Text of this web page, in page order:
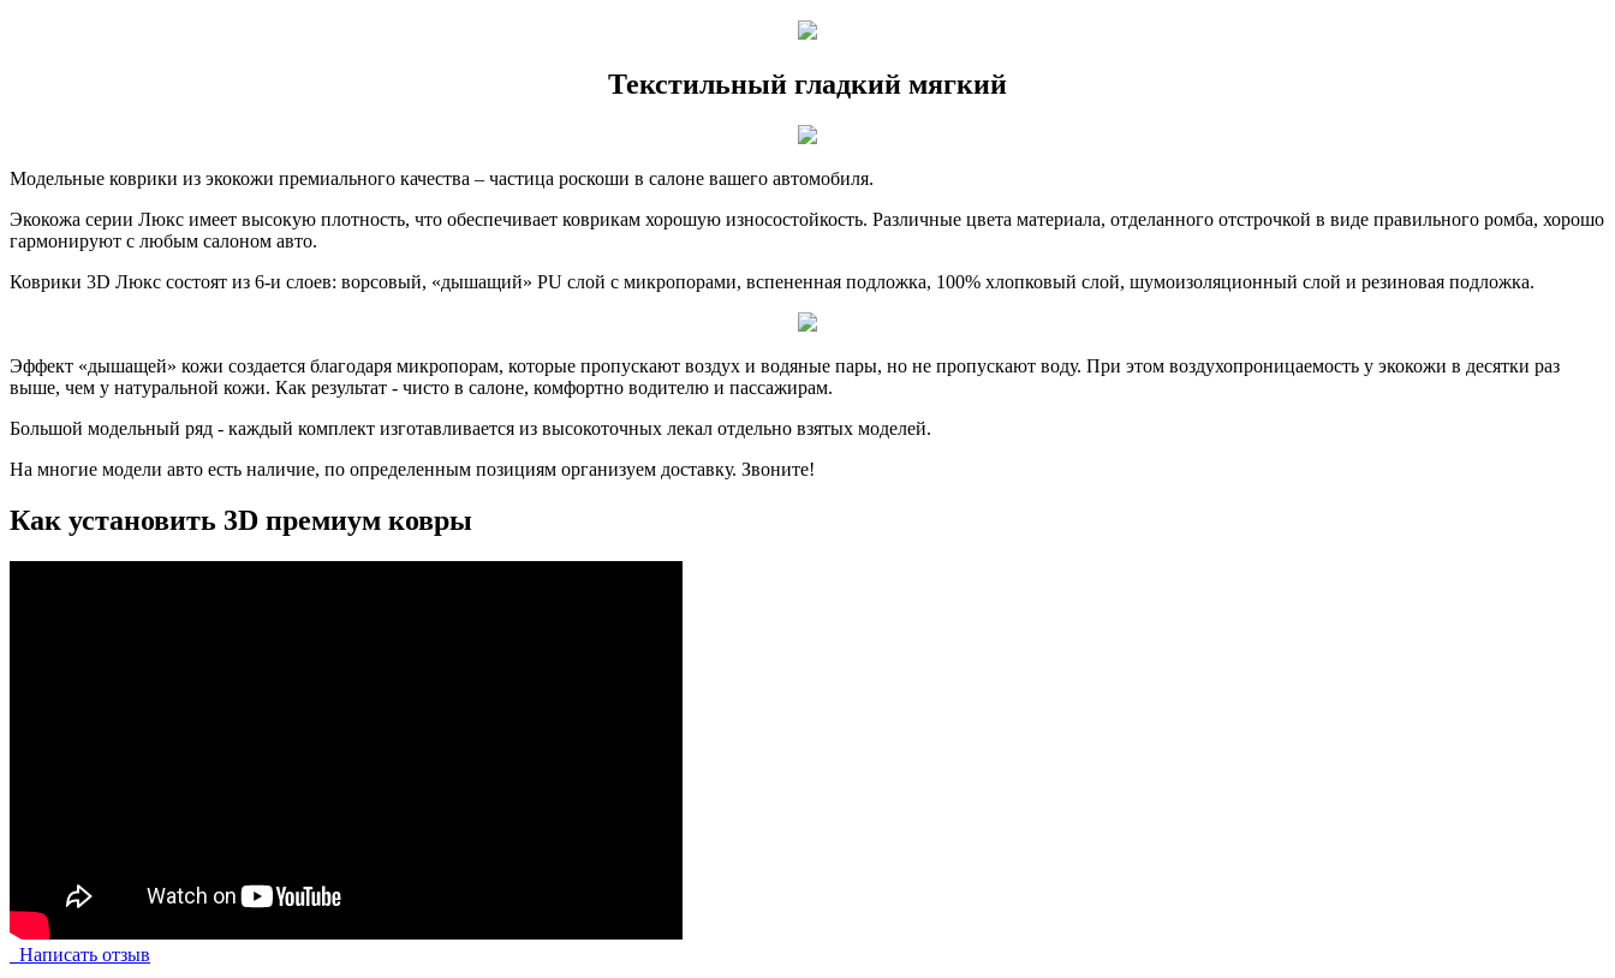
Текстильный гладкий мягкий
Модельные коврики из экокожи премиального качества – частица роскоши в салоне вашего автомобиля.
Экокожа серии Люкс имеет высокую плотность, что обеспечивает коврикам хорошую износостойкость. Различные цвета материала, отделанного отстрочкой в виде правильного ромба, хорошо
гармонируют с любым салоном авто.
Коврики 3D Люкс состоят из 6-и слоев: ворсовый, «дышащий» PU слой с микропорами, вспененная подложка, 100% хлопковый слой, шумоизоляционный слой и резиновая подложка.
Эффект «дышащей» кожи создается благодаря микропорам, которые пропускают воздух и водяные пары, но не пропускают воду. При этом воздухопроницаемость у экокожи в десятки раз
выше, чем у натуральной кожи. Как результат - чисто в салоне, комфортно водителю и пассажирам.
Большой модельный ряд - каждый комплект изготавливается из высокоточных лекал отдельно взятых моделей.
На многие модели авто есть наличие, по определенным позициям организуем доставку. Звоните!
Как установить 3D премиум ковры
Написать отзыв